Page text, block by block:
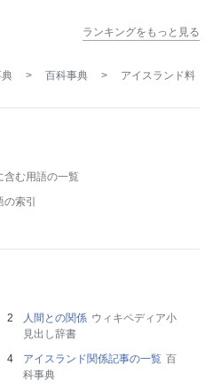
ランキングをもっと見る
> 百科事典 >
アイスランド料
含む用語の一覧
の索引
人間との関係 ウィキペディア小
見出し辞書
アイスランド関係記事の一覧 百
科事典